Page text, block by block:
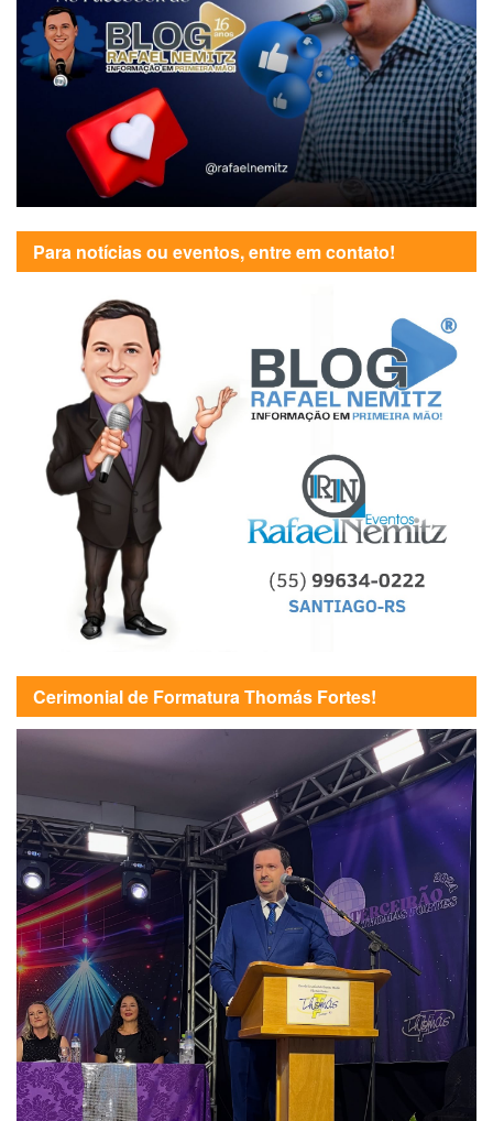
Para notícias ou eventos, entre em contato!
Cerimonial de Formatura Thomás Fortes!